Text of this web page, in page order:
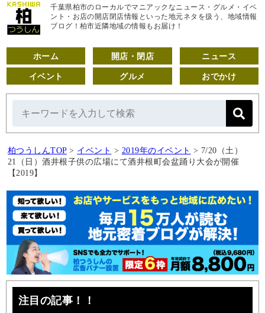
千葉県柏市のローカルでマニアックなニュース・グルメ・イベ
ント・お店の開店閉店情報といった地元ネタを扱う、地域情報
ブログ！柏市近隣地域の情報もお届け！
ホーム 開店・閉店 ニュース
イベント グルメ おでかけ
柏つうしんTOP > イベント > 2019年のイベント > 7/20（土）
21（日）酒井根子供の広場にて酒井根町会盆踊り大会が開催
【2019】
注目の記事！！